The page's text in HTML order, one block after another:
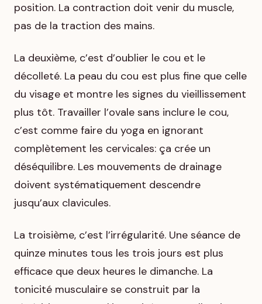
position. La contraction doit venir du muscle,
pas de la traction des mains.
La deuxième, c’est d’oublier le cou et le
décolleté. La peau du cou est plus fine que celle
du visage et montre les signes du vieillissement
plus tôt. Travailler l’ovale sans inclure le cou,
c’est comme faire du yoga en ignorant
complètement les cervicales: ça crée un
déséquilibre. Les mouvements de drainage
doivent systématiquement descendre
jusqu’aux clavicules.
La troisième, c’est l’irrégularité. Une séance de
quinze minutes tous les trois jours est plus
efficace que deux heures le dimanche. La
tonicité musculaire se construit par la